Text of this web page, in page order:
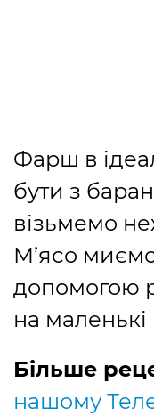
Фарш в
бути з
візьмемо
М’ясо
допомогою
на
Більше
нашому